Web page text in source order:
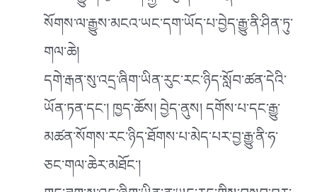
སོགས་ལ་རྒྱུས་མངའ་ཡང་དག་ཡོད་པ་བྱེད་རྒྱུ་ནི་ཤིན་ཏུ་
གལ་ཆེ།
དགེ་རྒན་སུ་འདྲ་ཞིག་ཡིན་རུང་རང་ཉིད་སློབ་ཚན་དེའི་
ཡོན་ཏན་དང་། ཁྱད་ཆོས། བྱེད་ནུས། དགོས་པ་དང་རྒྱུ་
མཚན་སོགས་རང་ཉིད་ཐོགས་པ་མེད་པར་བྱ་རྒྱུ་ནི་ཧ་
ཅང་གལ་ཆེར་མཐོང་།